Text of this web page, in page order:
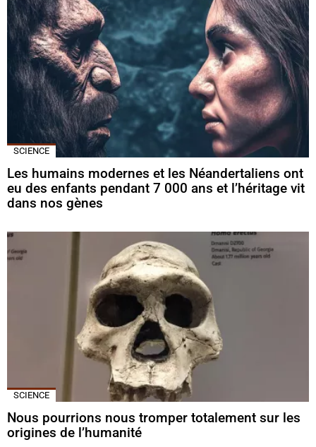
SCIENCE
Les humains modernes et les Néandertaliens ont
eu des enfants pendant 7 000 ans et l’héritage vit
dans nos gènes
SCIENCE
Nous pourrions nous tromper totalement sur les
origines de l’humanité